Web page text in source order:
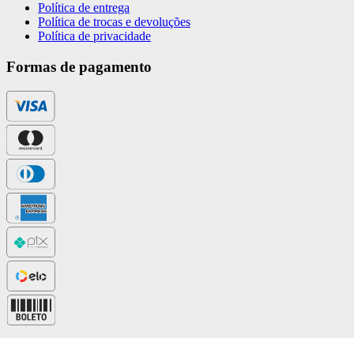
Política de entrega
Política de trocas e devoluções
Política de privacidade
Formas de pagamento